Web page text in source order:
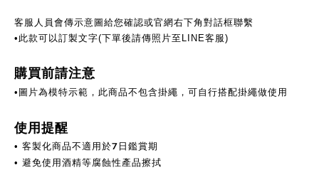
客服人員會傳示意圖給您確認或官網右下角對話框聯繫
•此款可以訂製文字(下單後請傳照片至LINE客服)
購買前請注意
•圖片為模特示範，此商品不包含掛繩，可自行搭配掛繩做使用
使用提醒
• 客製化商品不適用於7日鑑賞期
• 避免使用酒精等腐蝕性產品擦拭